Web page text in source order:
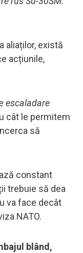
aliaților, există
acțiunile,
escaladare
cât le permitem
să
constant
trebuie să dea
va face decât
NATO.
blând,